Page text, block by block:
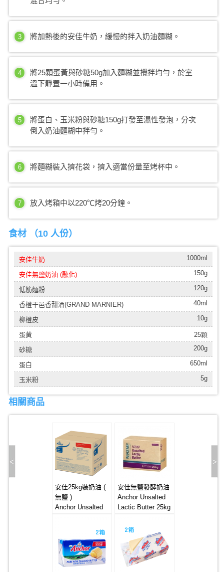
3 將加熱後的安佳牛奶，緩慢的拌入奶油麵糊。
4
將25顆蛋黃與砂糖50g加入麵糊並攪拌均勻，於室
溫下靜置一小時備用。
5
將蛋白、玉米粉與砂糖150g打發至濕性發泡，分次
倒入奶油麵糊中拌勻。
6 將麵糊裝入擠花袋，擠入適當份量至烤杯中。
7 放入烤箱中以220℃烤20分鐘。
食材 （10 人份）
安佳牛奶 1000ml
安佳無鹽奶油 (融化) 150g
低筋麵粉 120g
香橙干邑香甜酒(GRAND MARNIER) 40ml
柳橙皮 10g
蛋黃
25顆
砂糖
200g
蛋白 650ml
玉米粉 5g
相關商品
安佳25kg裝奶油 (
無鹽 )
Anchor Unsalted
安佳無鹽發酵奶油
Anchor Unsalted
Lactic Butter 25kg